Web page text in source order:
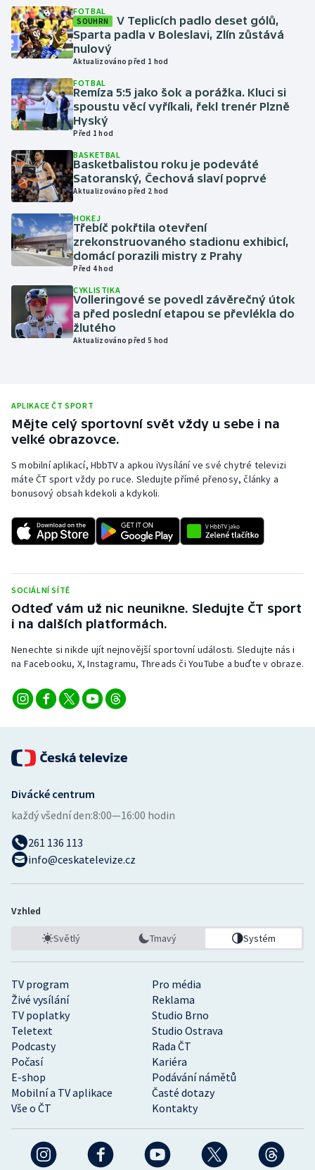
Jezdectví
Judo
Krasobruslení
Lezení
Moderní pětiboj
Motorsport
Olympijské hry
Plavání
Plážový volejbal
Rychlostní kanoistika
Short track
Sportovní střelba
Stolní tenis
Triatlon
Veslování
Vodní slalom
FOTBAL
SOUHRN
V Teplicích padlo deset gólů,
Sparta padla v Boleslavi, Zlín zůstává
nulový
Aktualizováno před 1 hod
FOTBAL
Remíza 5:5 jako šok a porážka. Kluci si
spoustu věcí vyříkali, řekl trenér Plzně
Hyský
Před 1 hod
BASKETBAL
Basketbalistou roku je podeváté
Satoranský, Čechová slaví poprvé
Aktualizováno před 2 hod
HOKEJ
Třebíč pokřtila otevření
zrekonstruovaného stadionu exhibicí,
domácí porazili mistry z Prahy
Před 4 hod
CYKLISTIKA
Volleringové se povedl závěrečný útok
a před poslední etapou se převlékla do
žlutého
Aktualizováno před 5 hod
APLIKACE ČT SPORT
Mějte celý sportovní svět vždy u sebe i na
velké obrazovce.
S mobilní aplikací, HbbTV a apkou iVysílání ve své chytré televizi
máte ČT sport vždy po ruce. Sledujte přímé přenosy, články a
bonusový obsah kdekoli a kdykoli.
SOCIÁLNÍ SÍTĚ
Odteď vám už nic neunikne. Sledujte ČT sport
i na dalších platformách.
Nenechte si nikde ujít nejnovější sportovní události. Sledujte nás i
na Facebooku, X, Instagramu, Threads či YouTube a buďte v obraze.
TV program
Pro média
Živé vysílání
Reklama
TV poplatky
Studio Brno
Teletext
Studio Ostrava
Podcasty
Rada ČT
Počasí
Kariéra
E-shop
Podávání námětů
Mobilní a TV aplikace
Časté dotazy
Vše o ČT
Kontakty
Divácké centrum
každý všední den:8:00—16:00 hodin
261 136 113
info@ceskatelevize.cz
Vzhled
Světlý Tmavý Systém